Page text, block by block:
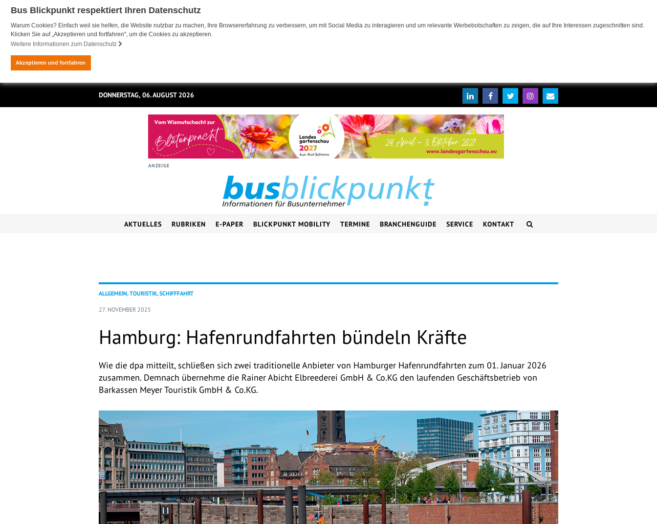
Bus Blickpunkt respektiert Ihren Datenschutz
Warum Cookies? Einfach weil sie helfen, die Website nutzbar zu machen, Ihre Browsererfahrung zu verbessern, um mit Social Media zu interagieren und um relevante Werbebotschaften zu zeigen, die auf Ihre Interessen zugeschnitten sind.
Klicken Sie auf „Akzeptieren und fortfahren", um die Cookies zu akzeptieren.
Weitere Informationen zum Datenschutz
Akzeptieren und fortfahren
DONNERSTAG, 06. AUGUST 2026
ANZEIGE
AKTUELLES RUBRIKEN E-PAPER BLICKPUNKT MOBILITY TERMINE BRANCHENGUIDE SERVICE KONTAKT
ALLGEMEIN, TOURISTIK, SCHIFFFAHRT
27. NOVEMBER 2025
Hamburg: Hafenrundfahrten bündeln Kräfte
Wie die dpa mitteilt, schließen sich zwei traditionelle Anbieter von Hamburger Hafenrundfahrten zum 01. Januar 2026
zusammen. Demnach übernehme die Rainer Abicht Elbreederei GmbH & Co.KG den laufenden Geschäftsbetrieb von
Barkassen Meyer Touristik GmbH & Co.KG.